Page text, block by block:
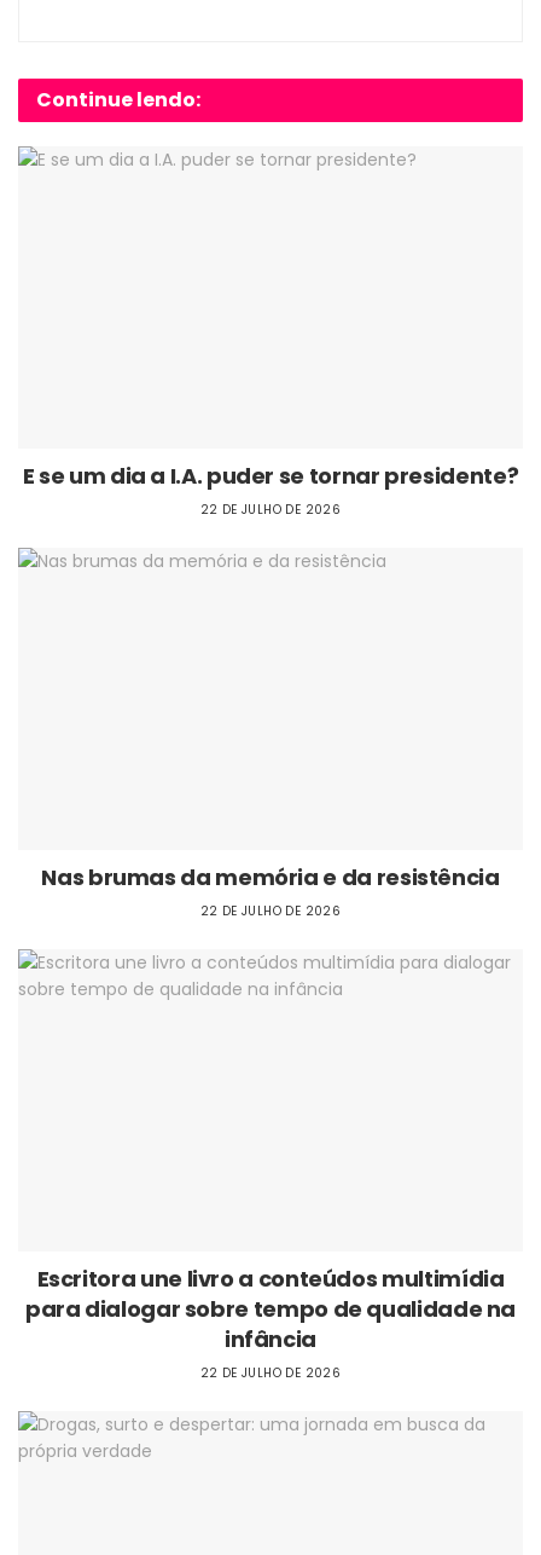
Continue lendo:
E se um dia a I.A. puder se tornar presidente?
22 DE JULHO DE 2026
Nas brumas da memória e da resistência
22 DE JULHO DE 2026
Escritora une livro a conteúdos multimídia
para dialogar sobre tempo de qualidade na
infância
22 DE JULHO DE 2026